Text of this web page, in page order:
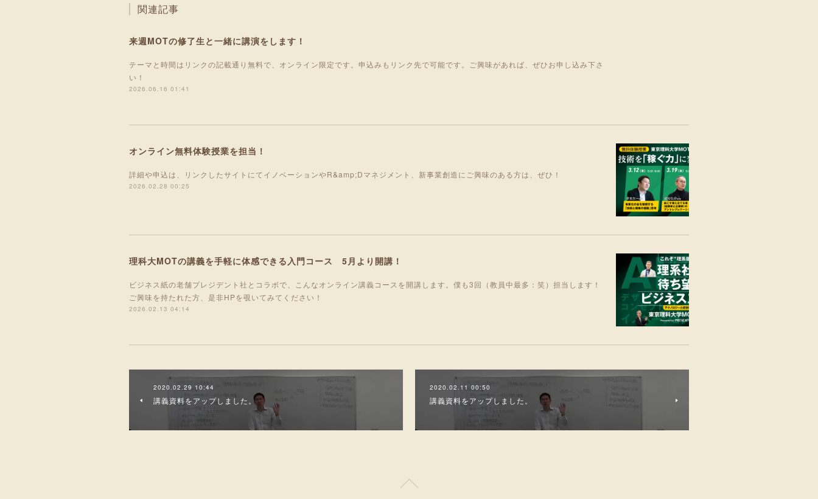
関連記事
来週MOTの修了生と一緒に講演をします！
テーマと時間はリンクの記載通り無料で、オンライン限定です。申込みもリンク先で可能です。ご興味があれば、ぜひお申し込み下さ
い！
2026.06.16 01:41
オンライン無料体験授業を担当！
詳細や申込は、リンクしたサイトにてイノベーションやR&amp;Dマネジメント、新事業創造にご興味のある方は、ぜひ！
2026.02.28 00:25
理科大MOTの講義を手軽に体感できる入門コース 5月より開講！
ビジネス紙の老舗プレジデント社とコラボで、こんなオンライン講義コースを開講します。僕も3回（教員中最多：笑）担当します！
ご興味を持たれた方、是非HPを覗いてみてください！
2026.02.13 04:14
2020.02.29 10:44
講義資料をアップしました。
2020.02.11 00:50
講義資料をアップしました。